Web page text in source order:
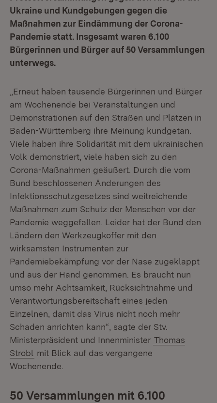
Ukraine und Kundgebungen gegen die
Maßnahmen zur Eindämmung der Corona-
Pandemie statt. Insgesamt waren 6.100
Bürgerinnen und Bürger auf 50 Versammlungen
unterwegs.
„Erneut haben tausende Bürgerinnen und Bürger
am Wochenende bei Veranstaltungen und
Demonstrationen auf den Straßen und Plätzen in
Baden-Württemberg ihre Meinung kundgetan.
Viele haben ihre Solidarität mit dem ukrainischen
Volk demonstriert, viele haben sich zu den
Corona-Maßnahmen geäußert. Durch die vom
Bund beschlossenen Änderungen des
Infektionsschutzgesetzes sind weitreichende
Maßnahmen zum Schutz der Menschen vor der
Pandemie weggefallen. Leider hat der Bund den
Ländern den Werkzeugkoffer mit den
wirksamsten Instrumenten zur
Pandemiebekämpfung vor der Nase zugeklappt
und aus der Hand genommen. Es braucht nun
umso mehr Achtsamkeit, Rücksichtnahme und
Verantwortungsbereitschaft eines jeden
Einzelnen, damit das Virus nicht noch mehr
Schaden anrichten kann“, sagte der Stv.
Ministerpräsident und Innenminister Thomas
Strobl mit Blick auf das vergangene
Wochenende.
50 Versammlungen mit 6.100